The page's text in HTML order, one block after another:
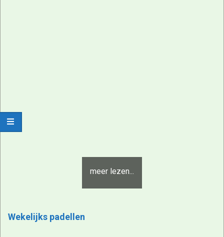
meer lezen...
Wekelijks padellen